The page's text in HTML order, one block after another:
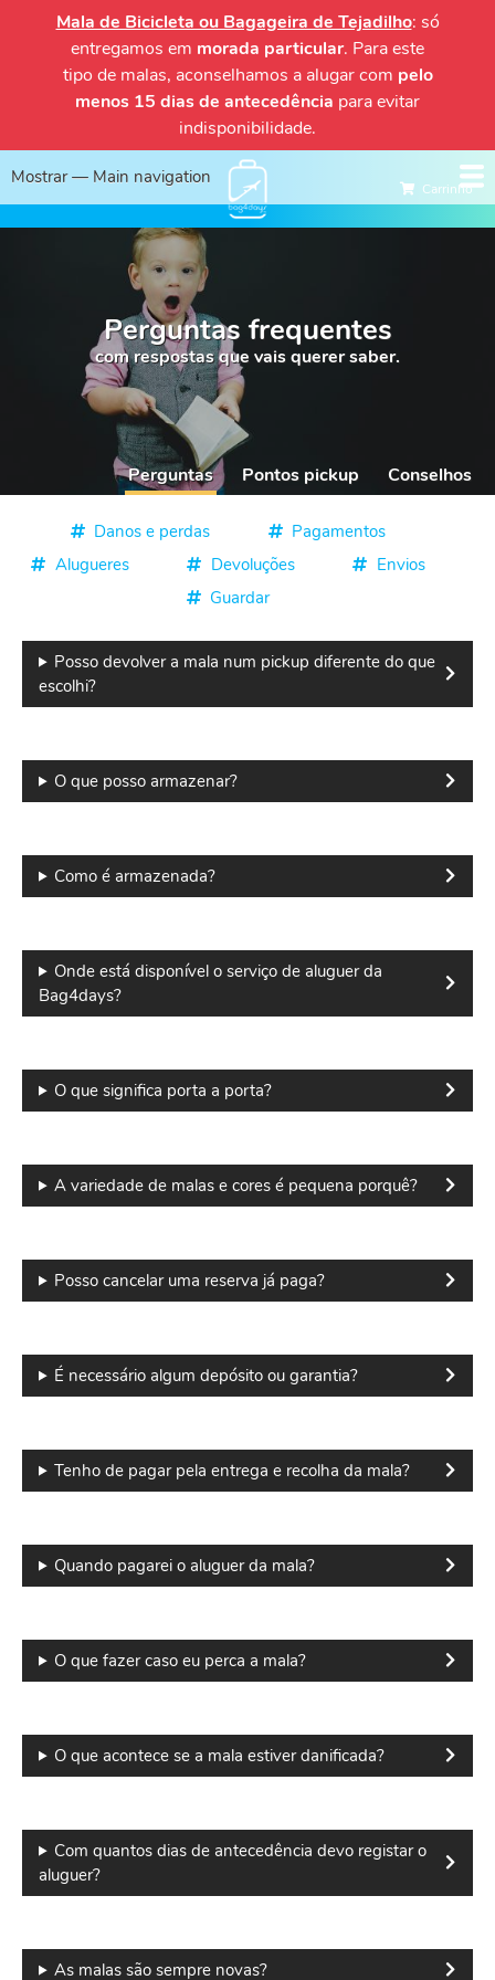
Passar
para
o
conteúdo
principal
Mala de Bicicleta ou Bagageira de Tejadilho: só
entregamos em morada particular. Para este
tipo de malas, aconselhamos a alugar com pelo
menos 15 dias de antecedência para evitar
indisponibilidade.
Carrinho
Main
Mostrar — Main navigation
Perguntas frequentes
com respostas que vais querer saber.
Frontend
Help
Perguntas Pontos pickup Conselhos
Danos e perdas
Pagamentos
Alugueres
Devoluções
Envios
Guardar
Posso devolver a mala num pickup diferente do que
escolhi?
O que posso armazenar?
Como é armazenada?
Onde está disponível o serviço de aluguer da
Bag4days?
O que significa porta a porta?
A variedade de malas e cores é pequena porquê?
Posso cancelar uma reserva já paga?
É necessário algum depósito ou garantia?
Tenho de pagar pela entrega e recolha da mala?
Quando pagarei o aluguer da mala?
O que fazer caso eu perca a mala?
O que acontece se a mala estiver danificada?
Com quantos dias de antecedência devo registar o
aluguer?
As malas são sempre novas?